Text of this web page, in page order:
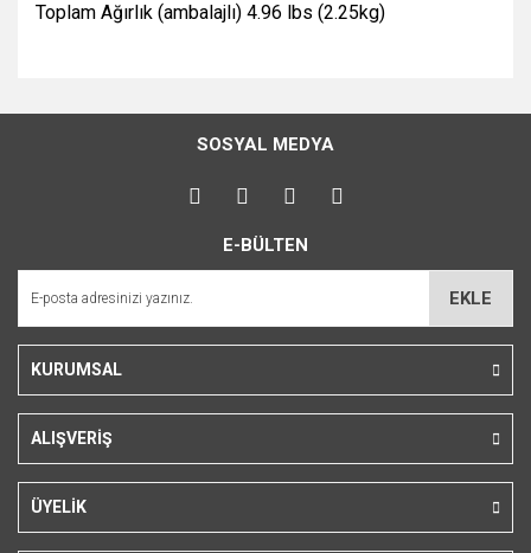
Toplam Ağırlık (ambalajlı) 4.96 lbs (2.25kg)
konularda yetersiz gördüğünüz noktaları öneri formunu
kullanarak tarafımıza iletebilirsiniz.
Görüş ve önerileriniz için teşekkür ederiz.
Ürün açıklamasında eksik bilgiler bulunuyor.
Bu ürüne benzer farklı alternatifler olmalı.
SOSYAL MEDYA
E-BÜLTEN
EKLE
KURUMSAL
ALIŞVERİŞ
ÜYELİK